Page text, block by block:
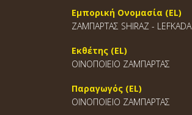
Εμπορική Ονομασία (EL)
ΖΑΜΠΑΡΤΑΣ SHIRAZ - LEFKADA
Εκθέτης (EL)
ΟΙΝΟΠΟΙΕΙΟ ΖΑΜΠΑΡΤΑΣ
Παραγωγός (EL)
ΟΙΝΟΠΟΙΕΙΟ ΖΑΜΠΑΡΤΑΣ